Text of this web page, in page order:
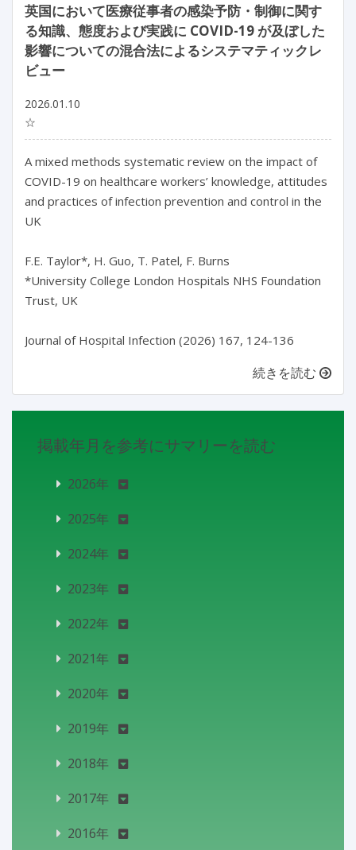
英国において医療従事者の感染予防・制御に関す
る知識、態度および実践に COVID-19 が及ぼした
影響についての混合法によるシステマティックレ
ビュー
2026.01.10
☆
A mixed methods systematic review on the impact of
COVID-19 on healthcare workers’ knowledge, attitudes
and practices of infection prevention and control in the
UK
F.E. Taylor*, H. Guo, T. Patel, F. Burns
*University College London Hospitals NHS Foundation
Trust, UK
Journal of Hospital Infection (2026) 167, 124-136
続きを読む
掲載年月を参考にサマリーを読む
2026年
2025年
2024年
2023年
2022年
2021年
2020年
2019年
2018年
2017年
2016年